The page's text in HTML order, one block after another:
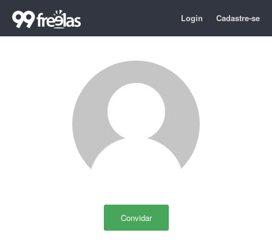
Login Cadastre-se
Convidar